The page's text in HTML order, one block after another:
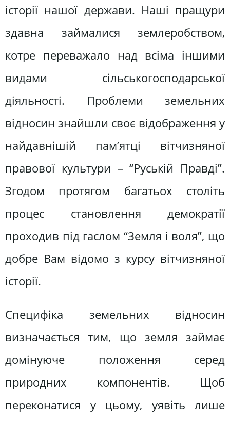
історії нашої держави. Наші пращури
здавна займалися землеробством,
котре переважало над всіма іншими
видами сільськогосподарської
діяльності. Проблеми земельних
відносин знайшли своє відображення у
найдавнішій пам’ятці вітчизняної
правової культури – “Руській Правді”.
Згодом протягом багатьох століть
процес становлення демократії
проходив під гаслом “Земля і воля”, що
добре Вам відомо з курсу вітчизняної
історії.
Специфіка земельних відносин
визначається тим, що земля займає
домінуюче положення серед
природних компонентів. Щоб
переконатися у цьому, уявіть лише